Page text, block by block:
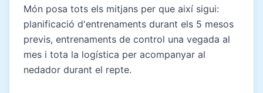
Món posa tots els mitjans per que així sigui:
planificació d'entrenaments durant els 5 mesos
previs, entrenaments de control una vegada al
mes i tota la logística per acompanyar al
nedador durant el repte.